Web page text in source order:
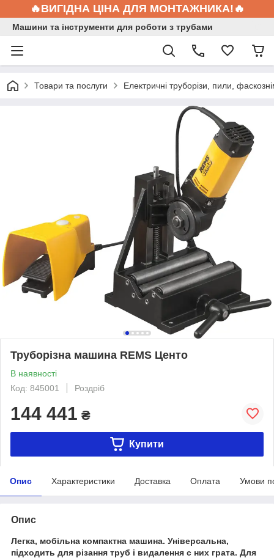
🔥ВИГІДНА ЦІНА ДЛЯ МОНТАЖНИКА!🔥
Машини та інструменти для роботи з трубами
Товари та послуги Електричні труборізи, пили,
Труборізна машина REMS Центо
В наявності
Код: 845001
Роздріб
144 441 ₴
Купити
Опис Характеристики Доставка Оплата Умови
Опис
Легка, мобільна компактна машина. Універсальна,
підходить для різання труб і видалення с них грата. Для